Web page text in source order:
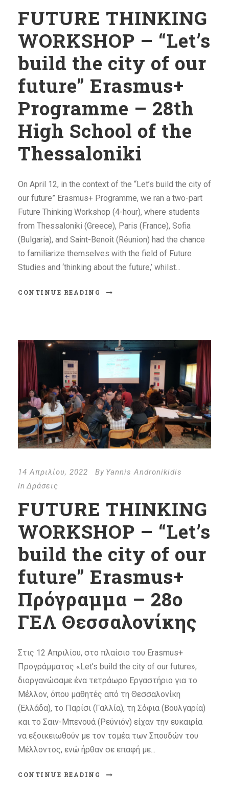
FUTURE THINKING
WORKSHOP – “Let’s
build the city of our
future” Erasmus+
Programme – 28th
High School of the
Thessaloniki
On April 12, in the context of the “Let’s build the city of
our future” Erasmus+ Programme, we ran a two-part
Future Thinking Workshop (4-hour), where students
from Thessaloniki (Greece), Paris (France), Sofia
(Bulgaria), and Saint-Benoît (Réunion) had the chance
to familiarize themselves with the field of Future
Studies and ‘thinking about the future,’ whilst...
CONTINUE READING
14 Απριλίου, 2022 By Yannis Andronikidis
In Δράσεις
FUTURE THINKING
WORKSHOP – “Let’s
build the city of our
future” Erasmus+
Πρόγραμμα – 28ο
ΓΕΛ Θεσσαλονίκης
Στις 12 Απριλίου, στο πλαίσιο του Erasmus+
Προγράμματος «Let’s build the city of our future»,
διοργανώσαμε ένα τετράωρο Εργαστήριο για το
Μέλλον, όπου μαθητές από τη Θεσσαλονίκη
(Ελλάδα), το Παρίσι (Γαλλία), τη Σόφια (Βουλγαρία)
και το Σαιν-Μπενουά (Ρεϋνιόν) είχαν την ευκαιρία
να εξοικειωθούν με τον τομέα των Σπουδών του
Μέλλοντος, ενώ ήρθαν σε επαφή με...
CONTINUE READING